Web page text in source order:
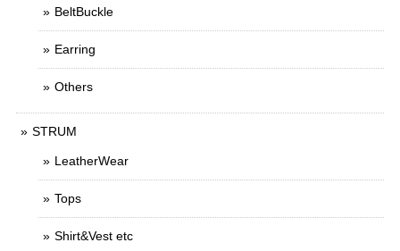
BeltBuckle
Earring
Others
STRUM
LeatherWear
Tops
Shirt&Vest etc